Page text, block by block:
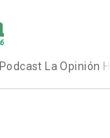
Podcast La Opinión